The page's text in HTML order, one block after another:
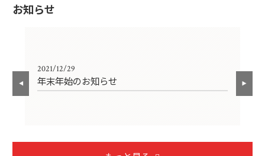
お知らせ
2021/12/29
年末年始のお知らせ